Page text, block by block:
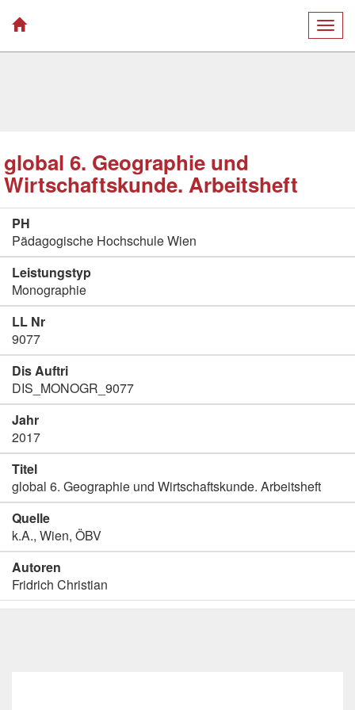
global 6. Geographie und
Wirtschaftskunde. Arbeitsheft
PH
Pädagogische Hochschule Wien
Leistungstyp
Monographie
LL Nr
9077
Dis Auftri
DIS_MONOGR_9077
Jahr
2017
Titel
global 6. Geographie und Wirtschaftskunde. Arbeitsheft
Quelle
k.A., Wien, ÖBV
Autoren
Fridrich Christian